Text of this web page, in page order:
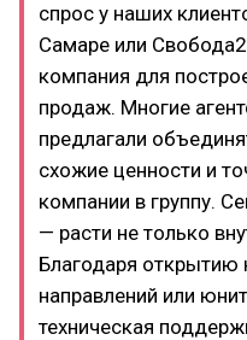
спрос у наших
Самаре или
компания для
продаж. Многие
предлагали
схожие ценности и
компании в группу.
— расти не только
Благодаря открытию
направлений или
техническая